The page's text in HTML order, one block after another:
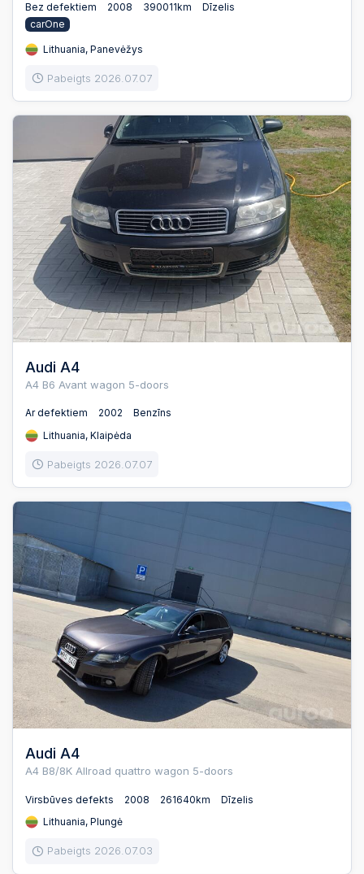
Bez defektiem 2008 390011km
Dīzelis
carOne
Lithuania, Panevėžys
Pabeigts 2026.07.07
Audi A4
A4 B6 Avant wagon 5-doors
Ar defektiem 2002
Benzīns
Lithuania, Klaipėda
Pabeigts 2026.07.07
Audi A4
A4 B8/8K Allroad quattro wagon 5-doors
Virsbūves defekts 2008 261640km
Dīzelis
Lithuania, Plungė
Pabeigts 2026.07.03